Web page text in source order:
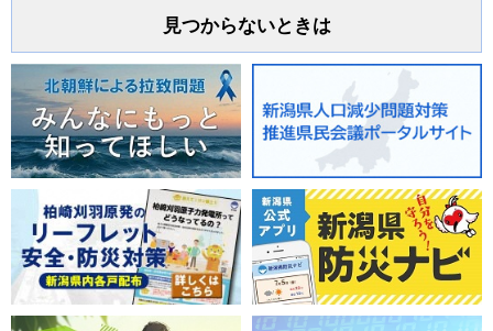
見つからないときは